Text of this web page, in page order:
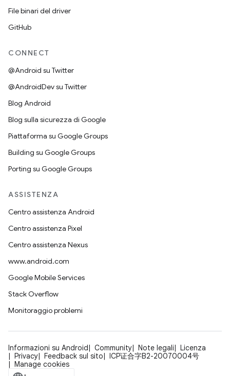
File binari del driver
GitHub
CONNECT
@Android su Twitter
@AndroidDev su Twitter
Blog Android
Blog sulla sicurezza di Google
Piattaforma su Google Groups
Building su Google Groups
Porting su Google Groups
ASSISTENZA
Centro assistenza Android
Centro assistenza Pixel
Centro assistenza Nexus
www.android.com
Google Mobile Services
Stack Overflow
Monitoraggio problemi
Informazioni su Android Community Note legali
Licenza
Privacy
Feedback sul sito
ICP证合字B2-20070004号
Manage cookies